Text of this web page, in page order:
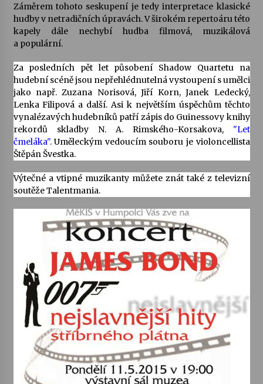
Vysočinka
17. 7. 2026
Ozvěny prázdnin
14. 7. 2026
Za kulturou kousek za Humpolec. V Želivě ožije
odkaz Josefa Čapka
Varhanní recitál Michala Novenka v Klášteře
Želiv
3. 7. 2026
Petr Adamec – Malovaný svět
30. 6. 2026
Záměrem tohoto seskupení je tedy interpretace klasické
hudby v netradičních úpravách. V širokém repertoáru této
kapely dále nechybí hudba filmová, muzikálová
a populární.
Za posledních pět let působení Shadow Quartetu na
hudební scéně jsou nepřehlédnutelná vystoupení s umělci
jako např. Zuzana Norisová, Jiří Korn, Janek Ledecký,
Lenka Filipová a další. Asi k největším úspěchům těchto
vynalézavých hudebníků patří zápis do Guinessovy knihy
rekordů skladby N. A. Rimského-Korsakova, "Let
čmeláka". Uměleckým vedoucím souboru je violoncellista
Štěpán Švestka.
Výtečné a vtipné muzikanty můžete znát také z televizní
soutěže Talentmania.